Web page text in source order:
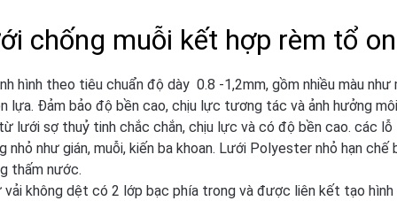
chống muỗi kết hợp rèm tổ
hình theo tiêu chuẩn độ dày 0.8 -1,2mm, gồm nhiều màu như
lựa. Đảm bảo độ bền cao, chịu lực tương tác và ảnh hưởng
lưới sợ thuỷ tinh chắc chắn, chịu lực và có độ bền cao. các
như gián, muỗi, kiến ba khoan. Lưới Polyester nhỏ hạn chế
thấm nước.
không dệt có 2 lớp bạc phía trong và được liên kết tạo hình